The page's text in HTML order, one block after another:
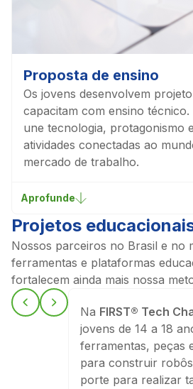
Proposta de ensino
Os jovens desenvolvem
capacitam com ensino
une tecnologia, protagonismo
atividades conectadas ao
mercado de trabalho.
Aprofunde
Projetos
Nossos parceiros no Brasil e no
ferramentas e plataformas
fortalecem ainda mais nossa
Na FIRST® Tech
jovens de 14 a 18
ferramentas, peças
para construir
porte para realizar